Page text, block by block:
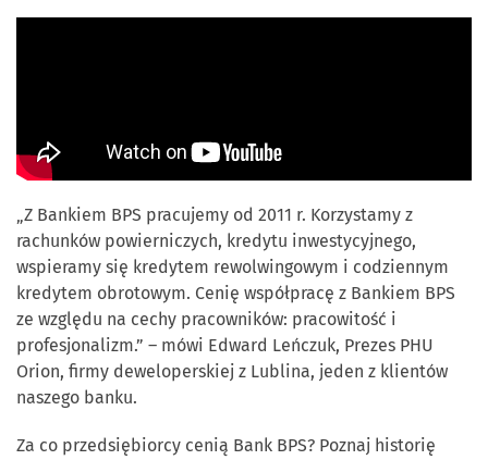
„Z Bankiem BPS pracujemy od 2011 r. Korzystamy z
rachunków powierniczych, kredytu inwestycyjnego,
wspieramy się kredytem rewolwingowym i codziennym
kredytem obrotowym. Cenię współpracę z Bankiem BPS
ze względu na cechy pracowników: pracowitość i
profesjonalizm.” – mówi Edward Leńczuk, Prezes PHU
Orion, firmy deweloperskiej z Lublina, jeden z klientów
naszego banku.
Za co przedsiębiorcy cenią Bank BPS? Poznaj historię